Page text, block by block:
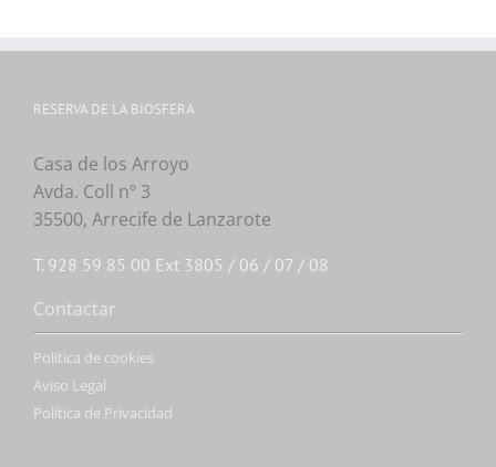
RESERVA DE LA BIOSFERA
Casa de los Arroyo
Avda. Coll nº 3
35500, Arrecife de Lanzarote
T. 928 59 85 00 Ext 3805 / 06 / 07 / 08
Contactar
Politica de cookies
Aviso Legal
Política de Privacidad